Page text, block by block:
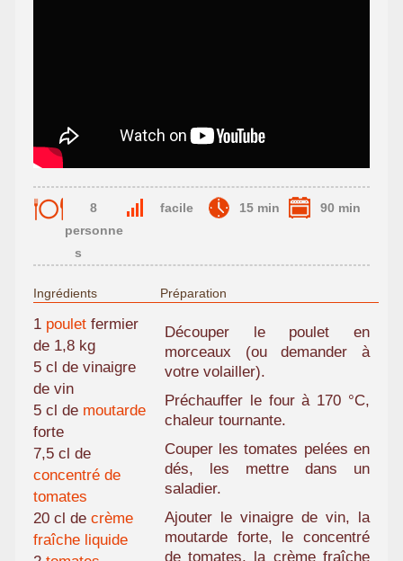
8
personne
s
facile 15 min 90 min
Ingrédients
1 poulet fermier
de 1,8 kg
5 cl de vinaigre
de vin
5 cl de moutarde
forte
7,5 cl de
concentré de
tomates
20 cl de crème
fraîche liquide
Préparation
Découper le poulet en
morceaux (ou demander à
votre volailler).
Préchauffer le four à 170 °C,
chaleur tournante.
Couper les tomates pelées en
dés, les mettre dans un
saladier.
Ajouter le vinaigre de vin, la
moutarde forte, le concentré
de tomates, la crème fraîche